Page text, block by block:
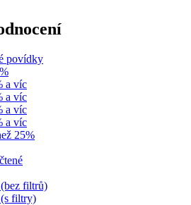
povídky
a víc
a víc
a víc
a víc
25%
filtrů)
(s filtry)